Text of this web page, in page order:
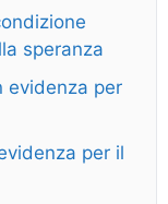
speranza
evidenza per
per il